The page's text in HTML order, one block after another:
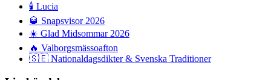
🕯️ Lucia
🥃 Snapsvisor 2026
☀️ Glad Midsommar 2026
🔥 Valborgsmässoafton
🇸🇪 Nationaldagsdikter & Svenska Traditioner